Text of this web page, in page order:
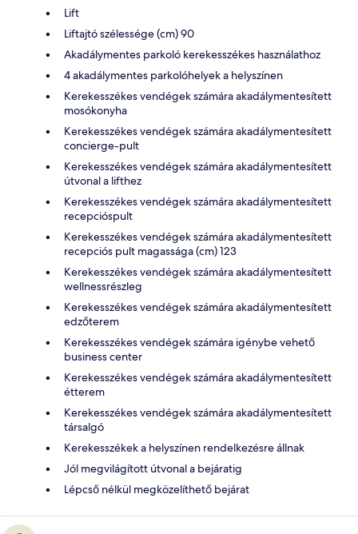
Lift
Liftajtó szélessége (cm) 90
Akadálymentes parkoló kerekesszékes használathoz
4 akadálymentes parkolóhelyek a helyszínen
Kerekesszékes vendégek számára akadálymentesített
mosókonyha
Kerekesszékes vendégek számára akadálymentesített
concierge-pult
Kerekesszékes vendégek számára akadálymentesített
útvonal a lifthez
Kerekesszékes vendégek számára akadálymentesített
recepcióspult
Kerekesszékes vendégek számára akadálymentesített
recepciós pult magassága (cm) 123
Kerekesszékes vendégek számára akadálymentesített
wellnessrészleg
Kerekesszékes vendégek számára akadálymentesített
edzőterem
Kerekesszékes vendégek számára igénybe vehető
business center
Kerekesszékes vendégek számára akadálymentesített
étterem
Kerekesszékes vendégek számára akadálymentesített
társalgó
Kerekesszékek a helyszínen rendelkezésre állnak
Jól megvilágított útvonal a bejáratig
Lépcső nélkül megközelíthető bejárat